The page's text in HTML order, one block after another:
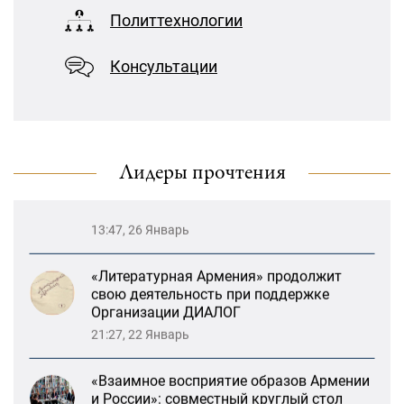
Меликов» на тему: «ООН и
предотвращение геноцидов»
«Лорис Меликов» начинает свою
Политтехнологии
Консультации
Лидеры прочтения
«Взаимное восприятие образов Армении
и России»: совместный круглый стол
13:59, 29 Май
Ереване
«Литературная Армения» продолжит
свою деятельность при поддержке
Организации ДИАЛОГ
21:27, 22 Январь
«Взаимное восприятие образов Армении
и России»: совместный круглый стол
РСМД и ДИАЛОГА